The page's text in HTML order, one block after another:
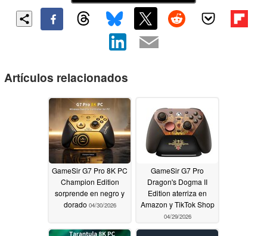
Artículos relacionados
GameSir G7 Pro 8K PC
Champion Edition
sorprende en negro y
dorado 04/30/2026
GameSir G7 Pro
Dragon's Dogma II
Edition aterriza en
Amazon y TikTok Shop
04/29/2026